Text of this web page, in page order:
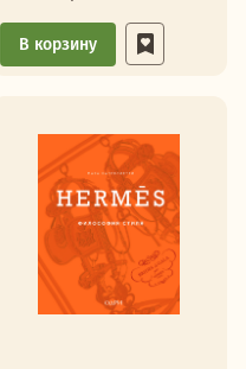
В корзину